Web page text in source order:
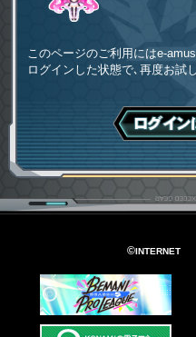
このページのご利用にはe-
ログインした状態で､再度お試
ログインは
©INTERNET